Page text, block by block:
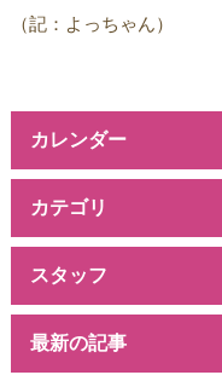
（記：よっちゃん）
カレンダー
カテゴリ
スタッフ
最新の記事